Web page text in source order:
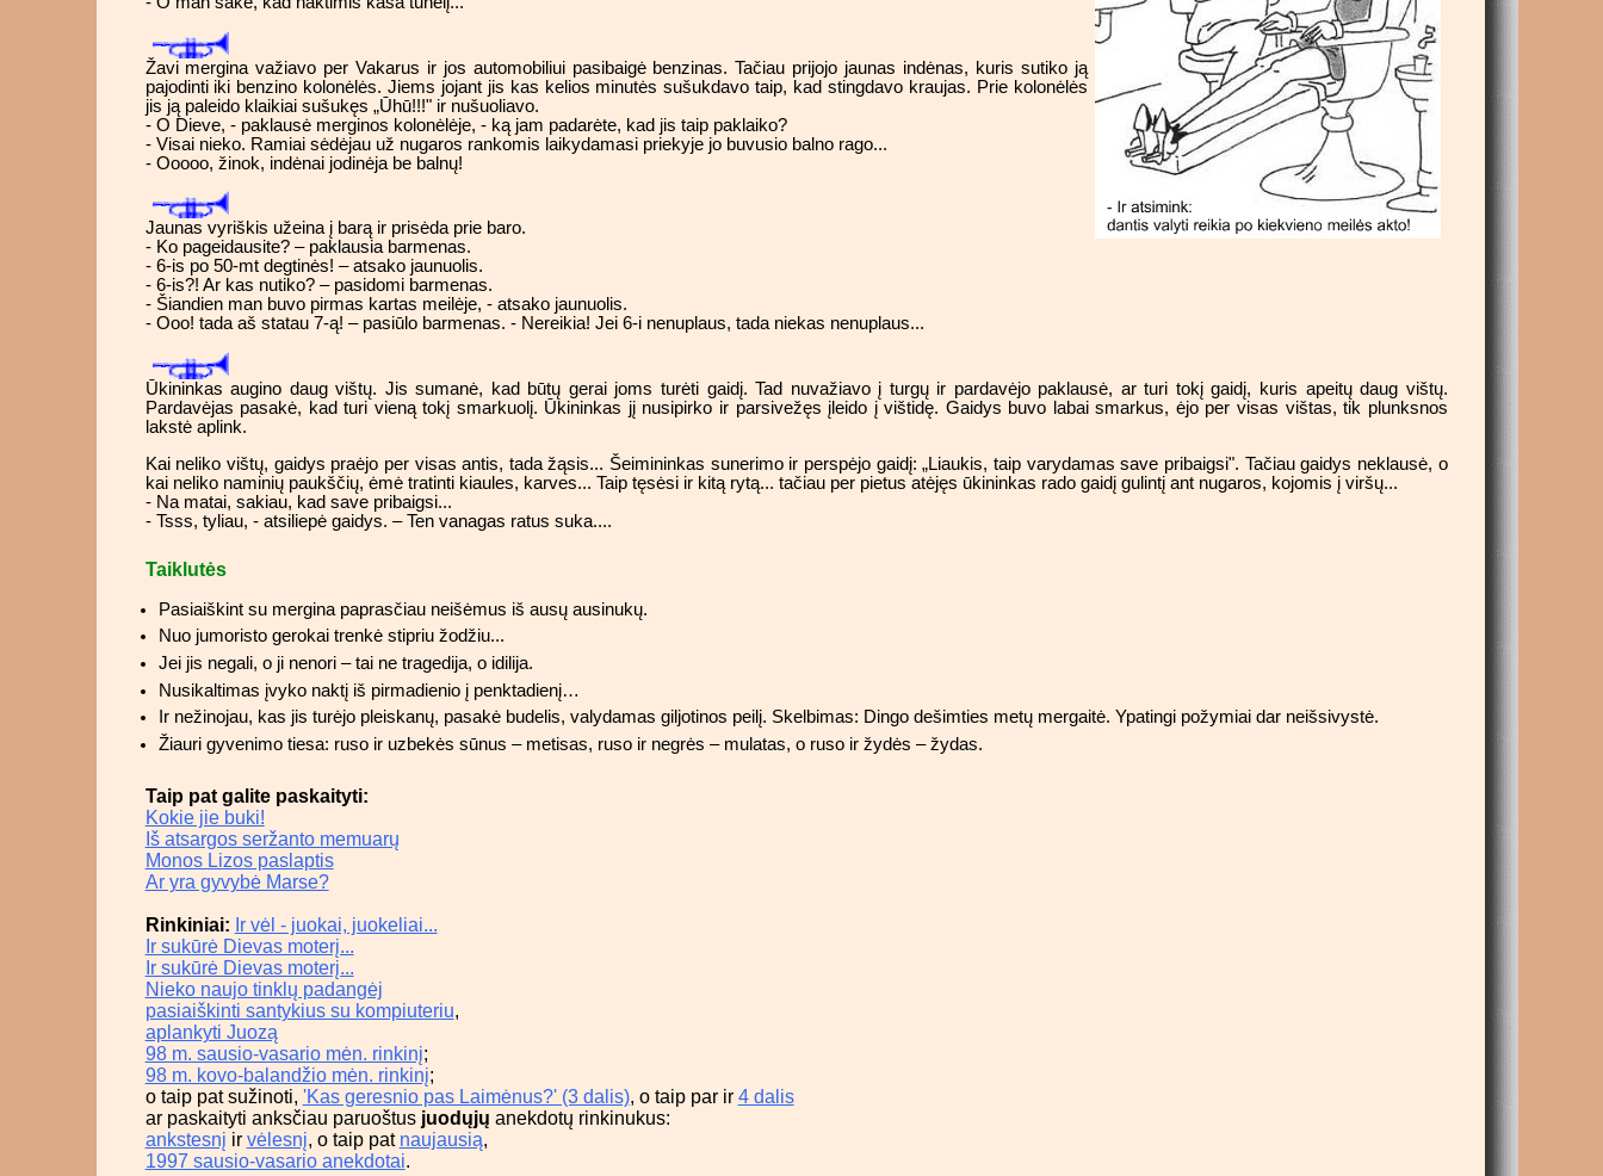
Žavi mergina važiavo per Vakarus ir jos automobiliui pasibaigė benzinas. Tačiau prijojo jaunas indėnas, kuris sutiko ją
pajodinti iki benzino kolonėlės. Jiems jojant jis kas kelios minutės sušukdavo taip, kad stingdavo kraujas. Prie kolonėlės
jis ją paleido klaikiai sušukęs „Ūhū!!!" ir nušuoliavo.
- O Dieve, - paklausė merginos kolonėlėje, - ką jam padarėte, kad jis taip paklaiko?
- Visai nieko. Ramiai sėdėjau už nugaros rankomis laikydamasi priekyje jo buvusio balno rago...
- Ooooo, žinok, indėnai jodinėja be balnų!
Jaunas vyriškis užeina į barą ir prisėda prie baro.
- Ko pageidausite? – paklausia barmenas.
- 6-is po 50-mt degtinės! – atsako jaunuolis.
- 6-is?! Ar kas nutiko? – pasidomi barmenas.
- Šiandien man buvo pirmas kartas meilėje, - atsako jaunuolis.
- Ooo! tada aš statau 7-ą! – pasiūlo barmenas. - Nereikia! Jei 6-i nenuplaus, tada niekas nenuplaus...
Ūkininkas augino daug vištų. Jis sumanė, kad būtų gerai joms turėti gaidį. Tad nuvažiavo į turgų ir pardavėjo paklausė, ar turi tokį gaidį, kuris apeitų daug vištų.
Pardavėjas pasakė, kad turi vieną tokį smarkuolį. Ūkininkas jį nusipirko ir parsivežęs įleido į vištidę. Gaidys buvo labai smarkus, ėjo per visas vištas, tik plunksnos
lakstė aplink.
Kai neliko vištų, gaidys praėjo per visas antis, tada žąsis... Šeimininkas sunerimo ir perspėjo gaidį: „Liaukis, taip varydamas save pribaigsi". Tačiau gaidys neklausė, o
kai neliko naminių paukščių, ėmė tratinti kiaules, karves... Taip tęsėsi ir kitą rytą... tačiau per pietus atėjęs ūkininkas rado gaidį gulintį ant nugaros, kojomis į viršų...
- Na matai, sakiau, kad save pribaigsi...
- Tsss, tyliau, - atsiliepė gaidys. – Ten vanagas ratus suka....
Taiklutės
Pasiaiškint su mergina paprasčiau neišėmus iš ausų ausinukų.
Nuo jumoristo gerokai trenkė stipriu žodžiu...
Jei jis negali, o ji nenori – tai ne tragedija, o idilija.
Nusikaltimas įvyko naktį iš pirmadienio į penktadienį…
Ir nežinojau, kas jis turėjo pleiskanų, pasakė budelis, valydamas giljotinos peilį. Skelbimas: Dingo dešimties metų mergaitė. Ypatingi požymiai dar neišsivystė.
Žiauri gyvenimo tiesa: ruso ir uzbekės sūnus – metisas, ruso ir negrės – mulatas, o ruso ir žydės – žydas.
Taip pat galite paskaityti:
Kokie jie buki!
Iš atsargos seržanto memuarų
Monos Lizos paslaptis
Ar yra gyvybė Marse?
Rinkiniai: Ir vėl - juokai, juokeliai...
Ir sukūrė Dievas moterį...
Ir sukūrė Dievas moterį...
Nieko naujo tinklų padangėj
pasiaiškinti santykius su kompiuteriu,
aplankyti Juozą
98 m. sausio-vasario mėn. rinkinį;
98 m. kovo-balandžio mėn. rinkinį;
o taip pat sužinoti, 'Kas geresnio pas Laimėnus?' (3 dalis), o taip par ir 4 dalis
ar paskaityti anksčiau paruoštus juodųjų anekdotų rinkinukus:
ankstesnį ir vėlesnį, o taip pat naujausią,
1997 sausio-vasario anekdotai.